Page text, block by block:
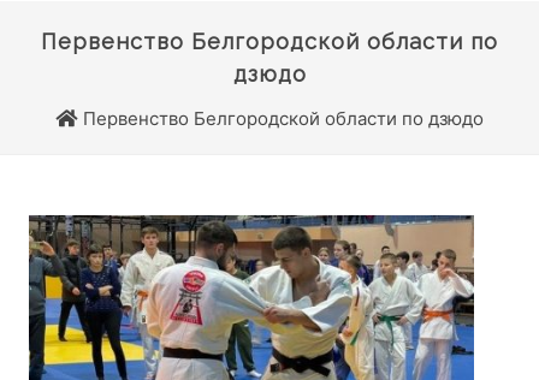
Первенство Белгородской области по
дзюдо
Первенство Белгородской области по дзюдо